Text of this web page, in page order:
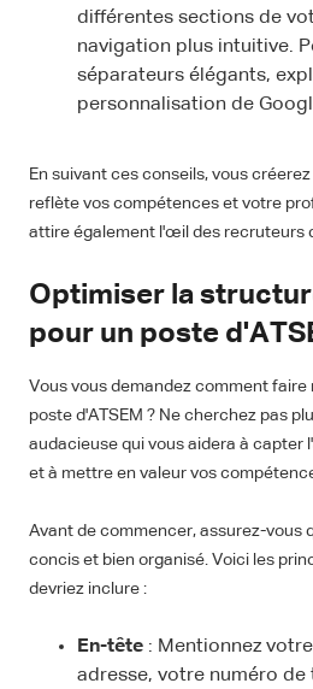
différentes sections de
navigation plus intuitive.
séparateurs élégants,
personnalisation de
En suivant ces conseils, vous
reflète vos compétences et votre
attire également l'œil des recruteurs
Optimiser la
pour un poste
Vous vous demandez comment faire
poste d'ATSEM ? Ne cherchez pas
audacieuse qui vous aidera à capter
et à mettre en valeur vos
Avant de commencer, assurez-vous
concis et bien organisé. Voici les
devriez inclure :
En-tête : Mentionnez
adresse, votre numéro